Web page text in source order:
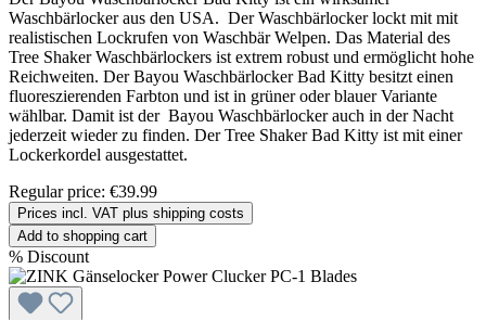
Waschbärlocker aus den USA. Der Waschbärlocker lockt mit mit
realistischen Lockrufen von Waschbär Welpen. Das Material des
Tree Shaker Waschbärlockers ist extrem robust und ermöglicht hohe
Reichweiten. Der Bayou Waschbärlocker Bad Kitty besitzt einen
fluoreszierenden Farbton und ist in grüner oder blauer Variante
wählbar. Damit ist der Bayou Waschbärlocker auch in der Nacht
jederzeit wieder zu finden. Der Tree Shaker Bad Kitty ist mit einer
Lockerkordel ausgestattet.
Regular price: €39.99
Prices incl. VAT plus shipping costs
Add to shopping cart
% Discount